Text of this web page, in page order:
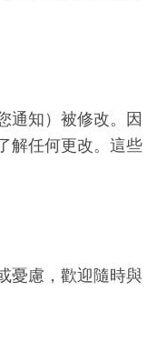
通知）被修改。因
解任何更改。這些
憂慮，歡迎隨時與